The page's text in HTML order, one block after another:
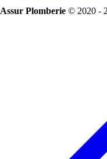
Assur Plomberie © 2020 -